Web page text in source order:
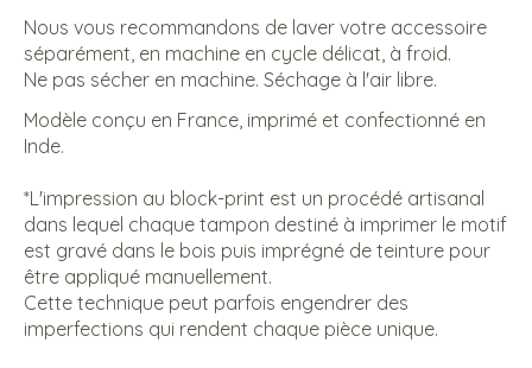
Nous vous recommandons de laver votre accessoire
séparément, en machine en cycle délicat, à froid.
Ne pas sécher en machine. Séchage à l'air libre.
Modèle conçu en France, imprimé et confectionné en
Inde.
*L'impression au block-print est un procédé artisanal
dans lequel chaque tampon destiné à imprimer le motif
est gravé dans le bois puis imprégné de teinture pour
être appliqué manuellement.
Cette technique peut parfois engendrer des
imperfections qui rendent chaque pièce unique.